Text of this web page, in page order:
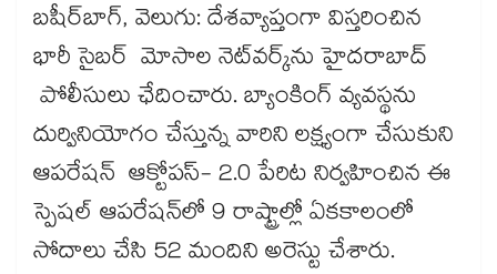
బషీర్​బాగ్, వెలుగు: దేశవ్యాప్తంగా విస్తరించిన
భారీ సైబర్ మోసాల నెట్​వర్క్​ను హైదరాబాద్
పోలీసులు ఛేదించారు. బ్యాంకింగ్ వ్యవస్థను
దుర్వినియోగం చేస్తున్న వారిని లక్ష్యంగా చేసుకుని
ఆపరేషన్ ఆక్టోపస్- 2.0 పేరిట నిర్వహించిన ఈ
స్పెషల్​ ఆపరేషన్​లో 9 రాష్ట్రాల్లో ఏకకాలంలో
సోదాలు చేసి 52 మందిని అరెస్టు చేశారు.